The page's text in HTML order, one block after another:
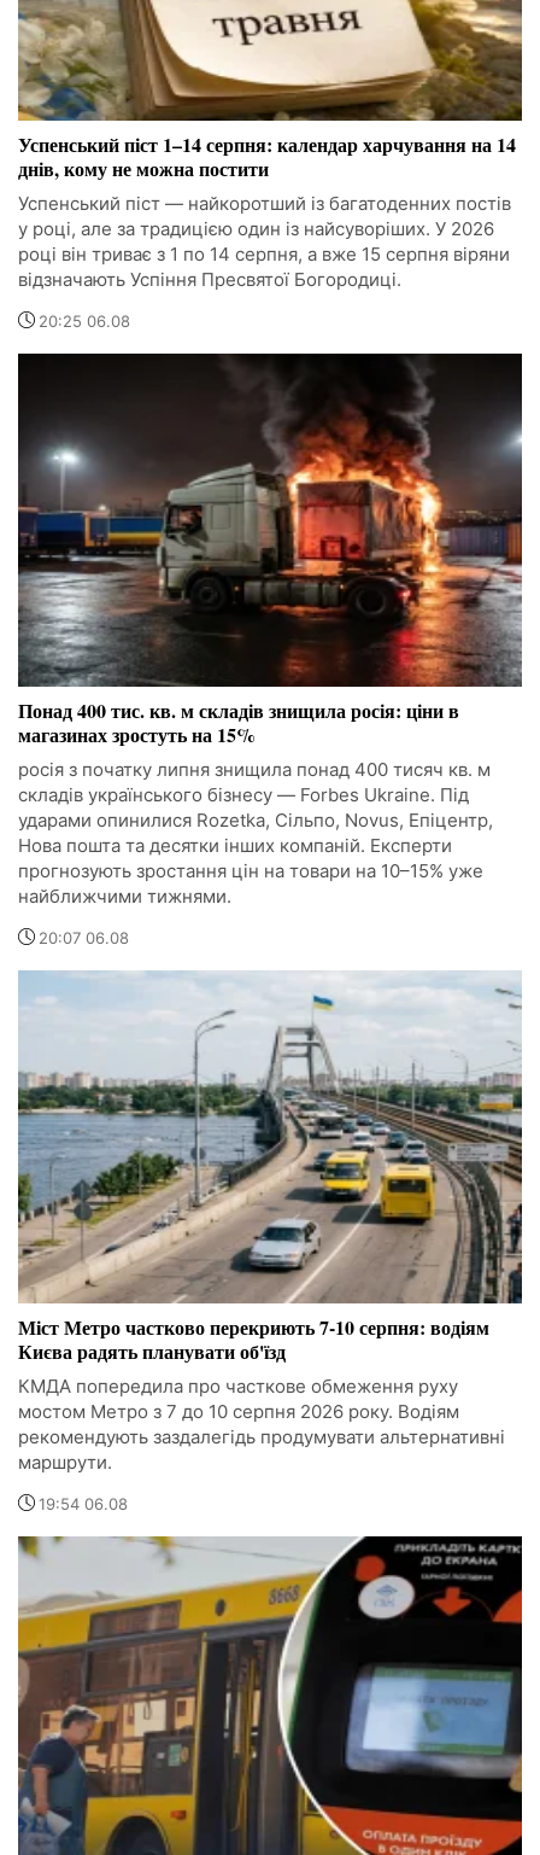
Успенський піст 1–14 серпня: календар харчування на 14
днів, кому не можна постити
Успенський піст — найкоротший із багатоденних постів
у році, але за традицією один із найсуворіших. У 2026
році він триває з 1 по 14 серпня, а вже 15 серпня віряни
відзначають Успіння Пресвятої Богородиці.
20:25 06.08
Понад 400 тис. кв. м складів знищила росія: ціни в
магазинах зростуть на 15%
росія з початку липня знищила понад 400 тисяч кв. м
складів українського бізнесу — Forbes Ukraine. Під
ударами опинилися Rozetka, Сільпо, Novus, Епіцентр,
Нова пошта та десятки інших компаній. Експерти
прогнозують зростання цін на товари на 10–15% уже
найближчими тижнями.
20:07 06.08
Міст Метро частково перекриють 7-10 серпня: водіям
Києва радять планувати об'їзд
КМДА попередила про часткове обмеження руху
мостом Метро з 7 до 10 серпня 2026 року. Водіям
рекомендують заздалегідь продумувати альтернативні
маршрути.
19:54 06.08